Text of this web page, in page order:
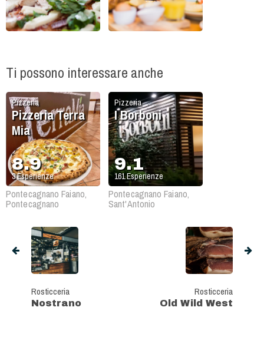
Ti possono interessare anche
Pizzeria
Pizzeria Terra
Mia
8.9
3Esperienze
Pontecagnano Faiano,
Pontecagnano
Pizzeria
I Borboni
9.1
161Esperienze
Pontecagnano Faiano,
Sant'Antonio
Rosticceria
Nostrano
Rosticceria
Old Wild West